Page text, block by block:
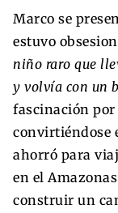
Marco se
estuvo
niño raro que
y volvía con un
fascinación
convirtiéndose
ahorró para
en el
construir un